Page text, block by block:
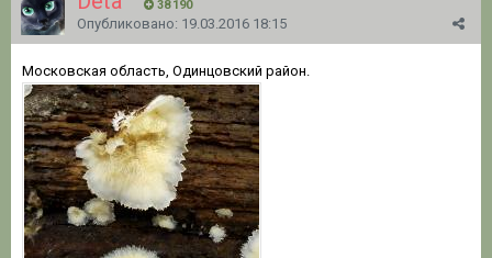
38 190
Опубликовано: 19.03.2016 18:15
Московская область, Одинцовский район.